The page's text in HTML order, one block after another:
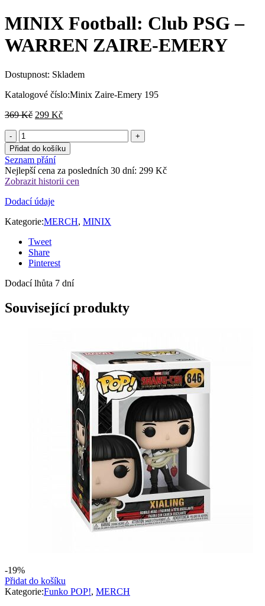
MINIX Football: Club PSG –
WARREN ZAIRE-EMERY
Dostupnost: Skladem
Katalogové číslo:Minix Zaire-Emery 195
369Kč Původní
369 Kč.
299 KčAktuální
299 Kč.
Přidat do košíku
Seznam přání
Nejlepší cena za posledních 30 dní: 299 Kč
Zobrazit historii cen
Dodací údaje
Kategorie:MERCH, MINIX
Tweet
Share
Pinterest
Dodací lhůta 7 dní
Související produkty
-19%
Přidat do košíku
Kategorie:Funko POP!, MERCH